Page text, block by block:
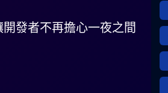
發者不再擔心一夜之間